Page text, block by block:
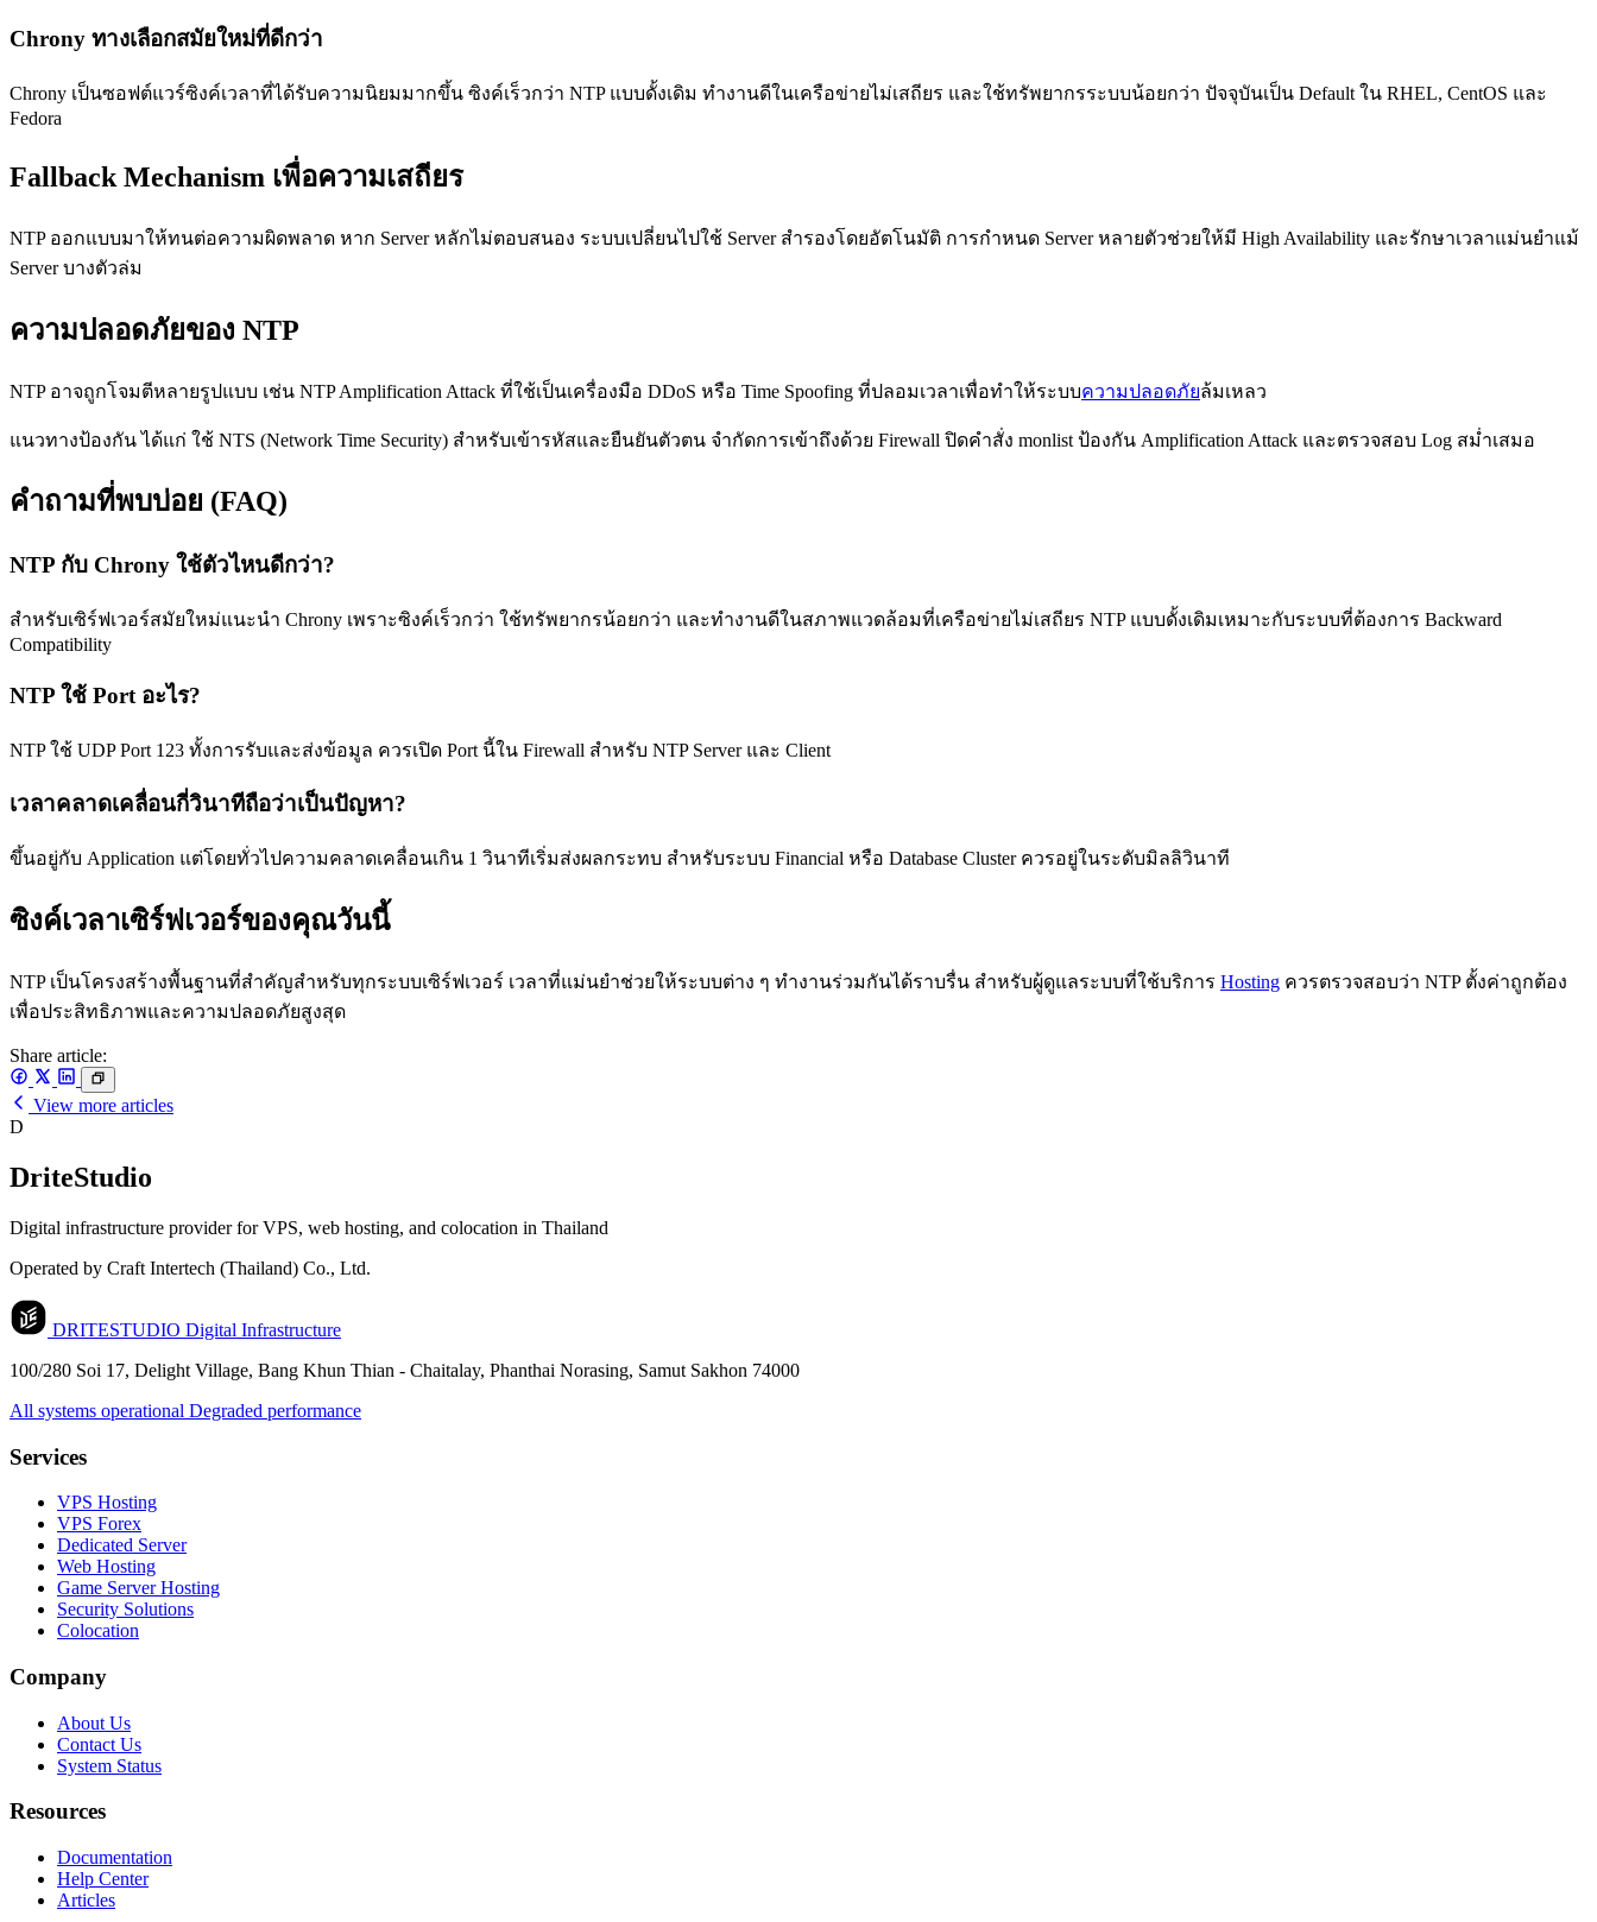
Chrony ทางเลือกสมัยใหม่ที่ดีกว่า
Chrony เป็นซอฟต์แวร์ซิงค์เวลาที่ได้รับความนิยมมากขึ้น ซิงค์เร็วกว่า NTP แบบดั้งเดิม ทำงานดีในเครือข่ายไม่เสถียร และใช้ทรัพยากรระบบน้อยกว่า ปัจจุบันเป็น Default ใน RHEL, CentOS และ
Fedora
Fallback Mechanism เพื่อความเสถียร
NTP ออกแบบมาให้ทนต่อความผิดพลาด หาก Server หลักไม่ตอบสนอง ระบบเปลี่ยนไปใช้ Server สำรองโดยอัตโนมัติ การกำหนด Server หลายตัวช่วยให้มี High Availability และรักษาเวลาแม่นยำแม้
Server บางตัวล่ม
ความปลอดภัยของ NTP
NTP อาจถูกโจมตีหลายรูปแบบ เช่น NTP Amplification Attack ที่ใช้เป็นเครื่องมือ DDoS หรือ Time Spoofing ที่ปลอมเวลาเพื่อทำให้ระบบความปลอดภัยล้มเหลว
แนวทางป้องกัน ได้แก่ ใช้ NTS (Network Time Security) สำหรับเข้ารหัสและยืนยันตัวตน จำกัดการเข้าถึงด้วย Firewall ปิดคำสั่ง monlist ป้องกัน Amplification Attack และตรวจสอบ Log สม่ำเสมอ
คำถามที่พบบ่อย (FAQ)
NTP กับ Chrony ใช้ตัวไหนดีกว่า?
สำหรับเซิร์ฟเวอร์สมัยใหม่แนะนำ Chrony เพราะซิงค์เร็วกว่า ใช้ทรัพยากรน้อยกว่า และทำงานดีในสภาพแวดล้อมที่เครือข่ายไม่เสถียร NTP แบบดั้งเดิมเหมาะกับระบบที่ต้องการ Backward
Compatibility
NTP ใช้ Port อะไร?
NTP ใช้ UDP Port 123 ทั้งการรับและส่งข้อมูล ควรเปิด Port นี้ใน Firewall สำหรับ NTP Server และ Client
เวลาคลาดเคลื่อนกี่วินาทีถือว่าเป็นปัญหา?
ขึ้นอยู่กับ Application แต่โดยทั่วไปความคลาดเคลื่อนเกิน 1 วินาทีเริ่มส่งผลกระทบ สำหรับระบบ Financial หรือ Database Cluster ควรอยู่ในระดับมิลลิวินาที
ซิงค์เวลาเซิร์ฟเวอร์ของคุณวันนี้
NTP เป็นโครงสร้างพื้นฐานที่สำคัญสำหรับทุกระบบเซิร์ฟเวอร์ เวลาที่แม่นยำช่วยให้ระบบต่าง ๆ ทำงานร่วมกันได้ราบรื่น สำหรับผู้ดูแลระบบที่ใช้บริการ Hosting ควรตรวจสอบว่า NTP ตั้งค่าถูกต้อง
เพื่อประสิทธิภาพและความปลอดภัยสูงสุด
Share article:
View more articles
D
DriteStudio
Digital infrastructure provider for VPS, web hosting, and colocation in Thailand
Operated by Craft Intertech (Thailand) Co., Ltd.
DRITESTUDIO Digital Infrastructure
100/280 Soi 17, Delight Village, Bang Khun Thian - Chaitalay, Phanthai Norasing, Samut Sakhon 74000
All systems operational Degraded performance
Services
VPS Hosting
VPS Forex
Dedicated Server
Web Hosting
Game Server Hosting
Security Solutions
Colocation
Company
About Us
Contact Us
System Status
Resources
Documentation
Help Center
Articles